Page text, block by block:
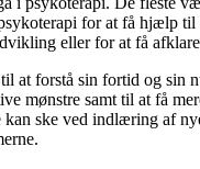
for at få hjælp
eller for at få
at forstå sin fortid og sin
mønstre samt til at få
ske ved indlæring af